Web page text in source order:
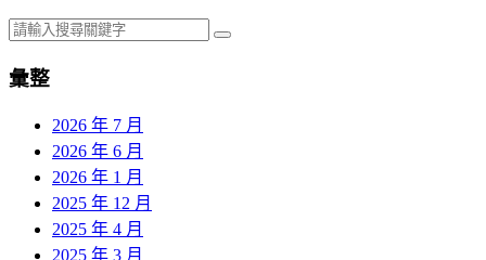
彙整
2026 年 7 月
2026 年 6 月
2026 年 1 月
2025 年 12 月
2025 年 4 月
2025 年 3 月